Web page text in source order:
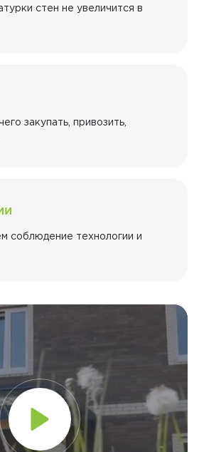
стен не увеличится в
закупать, привозить,
соблюдение технологии и